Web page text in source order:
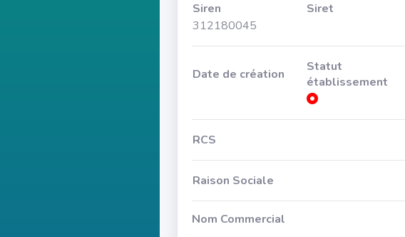
Siren Siret
312180045
Date de création
Statut
établissement
RCS
Raison Sociale
Nom Commercial